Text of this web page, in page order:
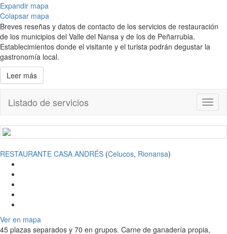
Expandir mapa
Colapsar mapa
Breves reseñas y datos de contacto de los servicios de restauración
de los municipios del Valle del Nansa y de los de Peñarrubia.
Establecimientos donde el visitante y el turista podrán degustar la
gastronomía local.
Leer más
Listado de servicios
RESTAURANTE CASA ANDRÉS (Celucos, Rionansa)
Ver en mapa
45 plazas separados y 70 en grupos. Carne de ganadería propia,